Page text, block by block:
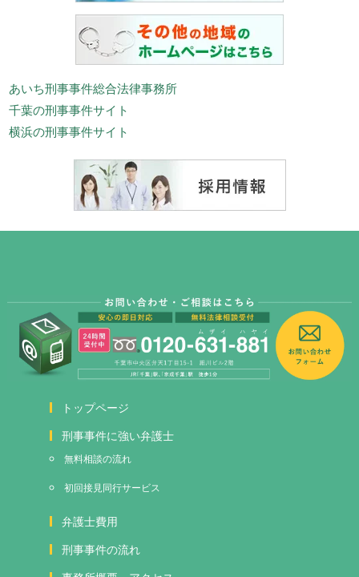
あいち刑事事件総合法律事務所
千葉の刑事事件サイト
横浜の刑事事件サイト
トップページ
刑事事件に強い弁護士
無料相談の流れ
初回接見 同行サービス
弁護士費用
刑事事件の流れ